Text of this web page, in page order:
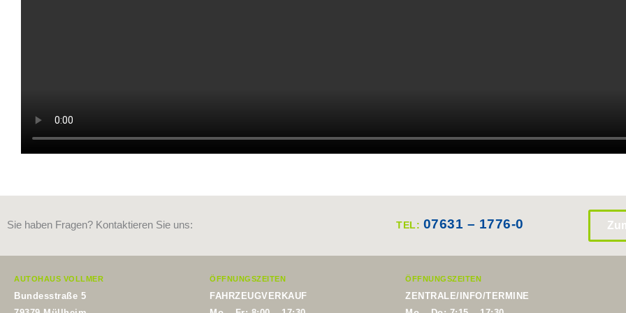
Sie haben Fragen? Kontaktieren Sie uns: TEL: 07631 – 1776-0
AUTOHAUS VOLLMER
Bundesstraße 5
ÖFFNUNGSZEITEN
FAHRZEUGVERKAUF
ÖFFNUNGSZEITEN
ZENTRALE/INFO/TERMINE